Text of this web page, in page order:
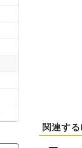
関連す